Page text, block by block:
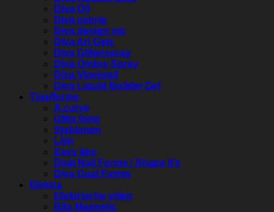
Diva Oil
Diva overig
Diva design ink
Diva Art Gels
Diva Glitterspray
Diva Ombre Spray
Diva Vloeistof
Diva Liquid Builder Gel
Tips/forms
A curve
Ultra form
Sjablonen
Lijm
Easy tips
Dual Nail Forms / Shape It’s
Diva Dual Forms
Elektra
Elektrische vijlen
Bits Magnetic